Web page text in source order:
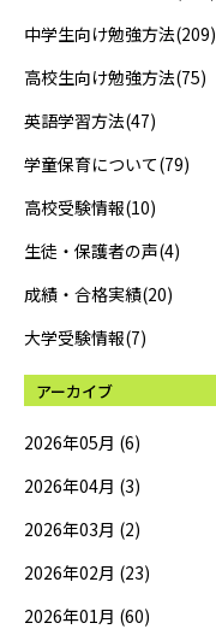
中学生向け勉強方法(209)
高校生向け勉強方法(75)
英語学習方法(47)
学童保育について(79)
高校受験情報(10)
生徒・保護者の声(4)
成績・合格実績(20)
大学受験情報(7)
アーカイブ
2026年05月 (6)
2026年04月 (3)
2026年03月 (2)
2026年02月 (23)
2026年01月 (60)